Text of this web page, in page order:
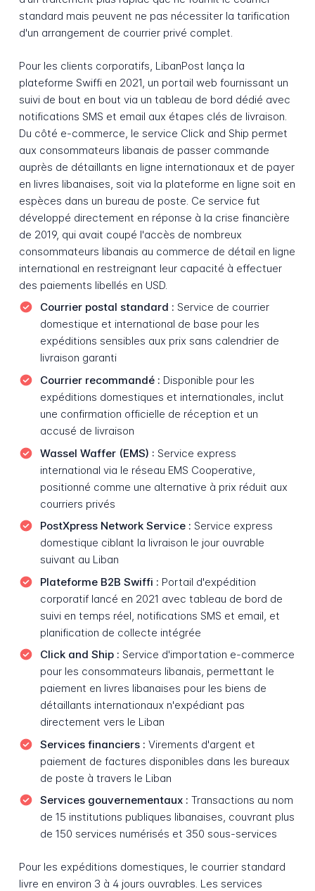
standard mais peuvent ne pas nécessiter la tarification
d'un arrangement de courrier privé complet.
Pour les clients corporatifs, LibanPost lança la
plateforme Swiffi en 2021, un portail web fournissant un
suivi de bout en bout via un tableau de bord dédié avec
notifications SMS et email aux étapes clés de livraison.
Du côté e-commerce, le service Click and Ship permet
aux consommateurs libanais de passer commande
auprès de détaillants en ligne internationaux et de payer
en livres libanaises, soit via la plateforme en ligne soit en
espèces dans un bureau de poste. Ce service fut
développé directement en réponse à la crise financière
de 2019, qui avait coupé l'accès de nombreux
consommateurs libanais au commerce de détail en ligne
international en restreignant leur capacité à effectuer
des paiements libellés en USD.
Courrier postal standard : Service de courrier
domestique et international de base pour les
expéditions sensibles aux prix sans calendrier de
livraison garanti
Courrier recommandé : Disponible pour les
expéditions domestiques et internationales, inclut
une confirmation officielle de réception et un
accusé de livraison
Wassel Waffer (EMS) : Service express
international via le réseau EMS Cooperative,
positionné comme une alternative à prix réduit aux
courriers privés
PostXpress Network Service : Service express
domestique ciblant la livraison le jour ouvrable
suivant au Liban
Plateforme B2B Swiffi : Portail d'expédition
corporatif lancé en 2021 avec tableau de bord de
suivi en temps réel, notifications SMS et email, et
planification de collecte intégrée
Click and Ship : Service d'importation e-commerce
pour les consommateurs libanais, permettant le
paiement en livres libanaises pour les biens de
détaillants internationaux n'expédiant pas
directement vers le Liban
Services financiers : Virements d'argent et
paiement de factures disponibles dans les bureaux
de poste à travers le Liban
Services gouvernementaux : Transactions au nom
de 15 institutions publiques libanaises, couvrant plus
de 150 services numérisés et 350 sous-services
Pour les expéditions domestiques, le courrier standard
livre en environ 3 à 4 jours ouvrables. Les services